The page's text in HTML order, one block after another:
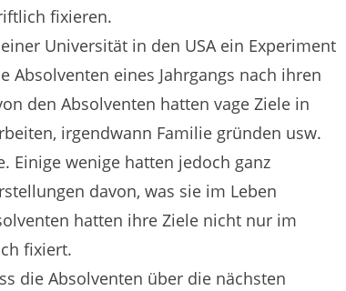
fixieren.
Universität in den USA ein Experiment
Absolventen eines Jahrgangs nach ihren
den Absolventen hatten vage Ziele in
irgendwann Familie gründen usw.
Einige wenige hatten jedoch ganz
davon, was sie im Leben
hatten ihre Ziele nicht nur im
fixiert.
die Absolventen über die nächsten